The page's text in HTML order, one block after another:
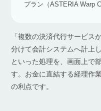
プラン（ASTERIA Warp
「複数の決済代行サービス
分けて会計システムへ計上
といった処理を、画面上で
す。お金に直結する経理作
の利点です。